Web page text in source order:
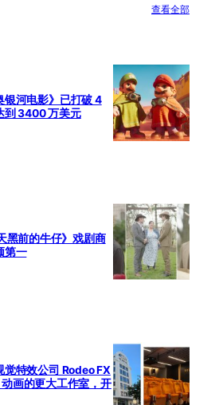
查看全部
银河电影》已打破 4
到 3400 万美元
前的牛仔》戏剧商
第一
觉特效公司 Rodeo FX
画的更大工作室，开